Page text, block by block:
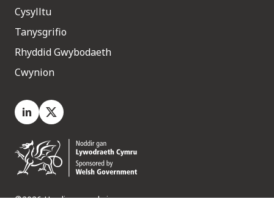
Cysylltu
Tanysgrifio
Rhyddid Gwybodaeth
Cwynion
LinkedIn
X.com